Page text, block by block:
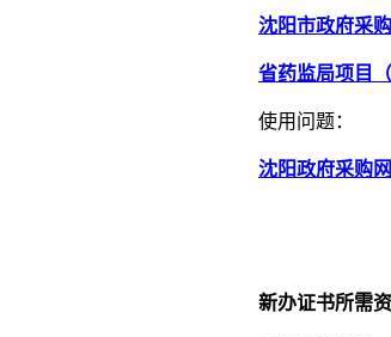
沈阳市政府采
省药监局项目
使用问题：
沈阳政府采购
新办证书所需资